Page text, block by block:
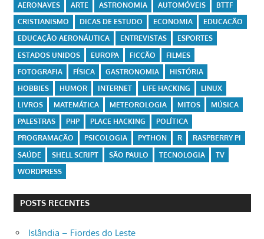
AERONAVES ARTE ASTRONOMIA AUTOMÓVEIS
BTTF
CRISTIANISMO
DICAS DE ESTUDO ECONOMIA
EDUCAÇÃO
EDUCAÇÃO AERONÁUTICA
ENTREVISTAS
ESPORTES
ESTADOS UNIDOS
EUROPA FICÇÃO
FILMES
FOTOGRAFIA
FÍSICA GASTRONOMIA
HISTÓRIA
HOBBIES
HUMOR INTERNET LIFE HACKING
LINUX
LIVROS
MATEMÁTICA METEOROLOGIA MITOS
MÚSICA
PALESTRAS
PHP PLACE HACKING
POLÍTICA
PROGRAMAÇÃO
PSICOLOGIA PYTHON R
RASPBERRY PI
SAÚDE
SHELL SCRIPT SÃO PAULO TECNOLOGIA
TV
WORDPRESS
POSTS RECENTES
Islândia – Fiordes do Leste